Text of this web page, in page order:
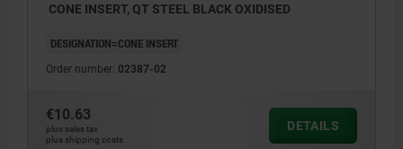
CONE INSERT, QT STEEL BLACK OXIDISED
DESIGNATION=CONE INSERT
Order number: 02387-02
€10.63
plus sales tax
plus shipping costs
DETAILS